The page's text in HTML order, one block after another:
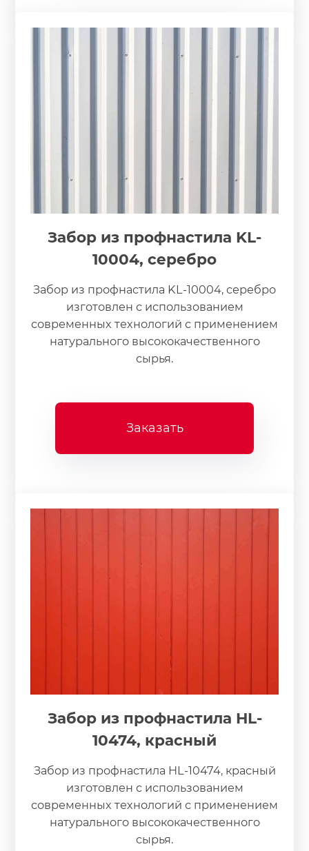
Забор из профнастила KL-
10004, серебро
Забор из профнастила KL-10004, серебро
изготовлен с использованием
современных технологий с применением
натурального высококачественного
сырья.
Заказать
Забор из профнастила HL-
10474, красный
Забор из профнастила HL-10474, красный
изготовлен с использованием
современных технологий с применением
натурального высококачественного
сырья.